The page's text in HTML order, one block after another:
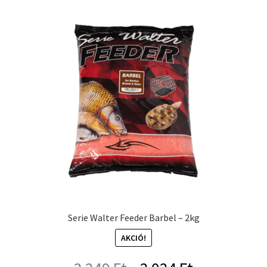
Serie Walter Feeder Barbel – 2kg
AKCIÓ!